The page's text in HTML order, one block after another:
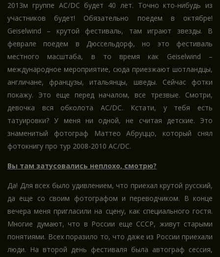
2013м группе AC/DC будет 40 лет. Точно кто-нибудь из
участников будет! Обязательно поедем в октябре!
Geiselwind – крутой фестиваль, там играют звезды. В
феврале поедем в Дюссельдорф, но это фестиваль
местного масштаба, в то время как Geiselwind –
международное мероприятие, сюда приезжают шотландцы,
англичане, французы, итальянцы, шведы. Сейчас фотки
покажу. Это еще перед началом, все трезвые. Смотри,
девочка вся обколота AC/DC. Кстати, у тебя есть
татуировки? У меня ни одной, не считая детские. Это
знаменитый фотограф Маттео Абруццо, который снял
фотокнигу про тур 2008-2010 AC/DC.
Вы там затусовались неплохо, смотрю?
Да! Для всех было удивлением, что приехал крутой русский,
да еще со своим фотографом и переводчиком. В конце
вечера меня пригласили на сцену, как специального гостя.
Многие думают, что в России еще СССР, живут старыми
понятиями. Всех поразило то, что даже из России приехали
люди. На второй день фестиваля была автограф сессия,